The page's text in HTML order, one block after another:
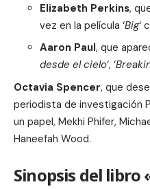
Elizabeth Perkins,
vez en la película ‘Big‘
Aaron Paul, que
desde el cielo‘, ‘
Octavia Spencer, que
periodista de investigación
un papel, Mekhi Phifer,
Haneefah Wood.
Sinopsis del libro